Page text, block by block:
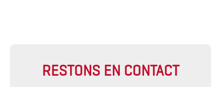
RESTONS EN CONTACT